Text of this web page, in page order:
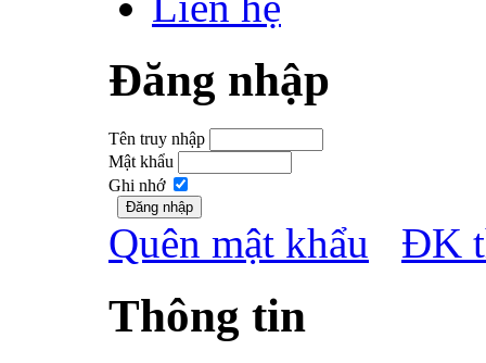
Đăng nhập
Tên truy nhập
Mật khẩu
Ghi nhớ
Quên mật khẩu ĐK
Thông tin